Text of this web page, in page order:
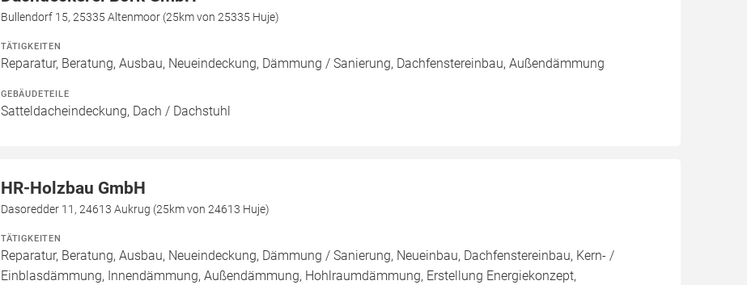
Bullendorf 15, 25335 Altenmoor (25km von 25335 Huje)
TÄTIGKEITEN
Reparatur, Beratung, Ausbau, Neueindeckung, Dämmung / Sanierung, Dachfenstereinbau, Außendämmung
GEBÄUDETEILE
Satteldacheindeckung, Dach / Dachstuhl
HR-Holzbau GmbH
Dasoredder 11, 24613 Aukrug (25km von 24613 Huje)
TÄTIGKEITEN
Reparatur, Beratung, Ausbau, Neueindeckung, Dämmung / Sanierung, Neueinbau, Dachfenstereinbau, Kern- /
Einblasdämmung, Innendämmung, Außendämmung, Hohlraumdämmung, Erstellung Energiekonzept,